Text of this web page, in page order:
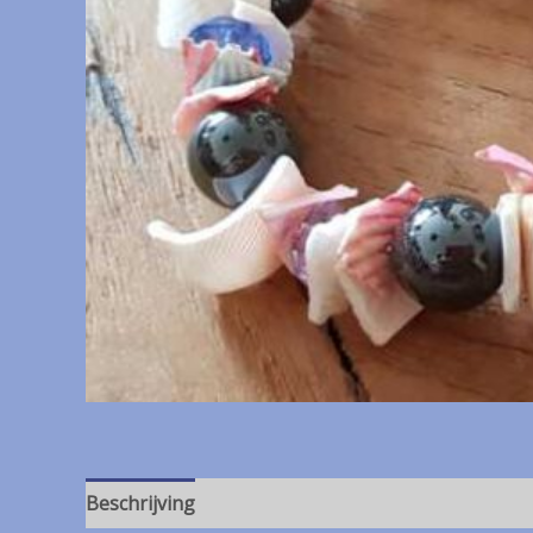
Beschrijving